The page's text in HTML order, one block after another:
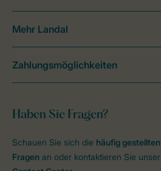
Haben Sie Fragen?
Schauen Sie sich die häufig gestellten
Fragen an oder kontaktieren Sie unser
Mehr Landal
Zahlungsmöglichkeiten